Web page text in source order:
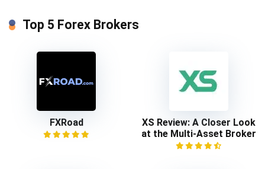
Top 5 Forex Brokers
FXRoad
XS Review: A Closer Look
at the Multi-Asset Broker